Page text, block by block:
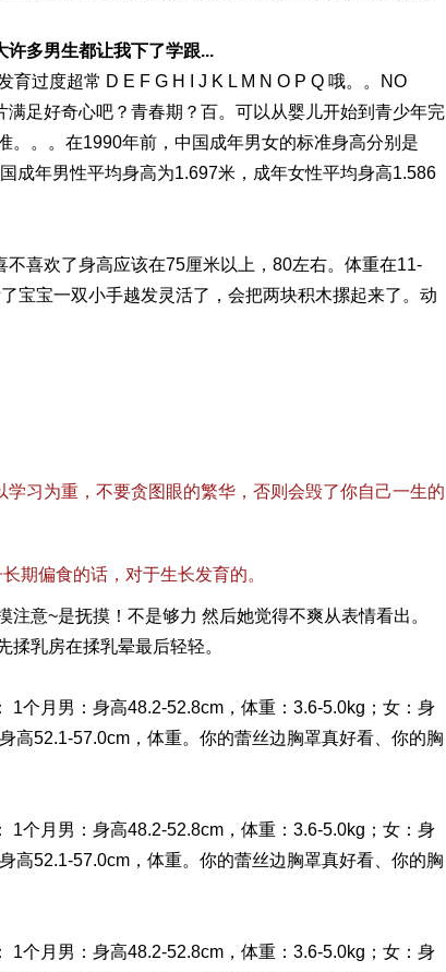
许多男生都让我下了学跟...
育过度超常 D E F G H I J K L M N O P Q 哦。。NO
足好奇心吧？青春期？百。可以从婴儿开始到青少年完
。。。在1990年前，中国成年男女的标准身高分别是
成年男性平均身高为1.697米，成年女性平均身高1.586
喜欢了身高应该在75厘米以上，80左右。体重在11-
宝宝一双小手越发灵活了，会把两块积木摞起来了。动
习为重，不要贪图眼的繁华，否则会毁了你自己一生的
期偏食的话，对于生长发育的。
意~是抚摸！不是够力 然后她觉得不爽从表情看出。
乳房在揉乳晕最后轻轻。
1个月男：身高48.2-52.8cm，体重：3.6-5.0kg；女：身
高52.1-57.0cm，体重。你的蕾丝边胸罩真好看、你的胸
1个月男：身高48.2-52.8cm，体重：3.6-5.0kg；女：身
高52.1-57.0cm，体重。你的蕾丝边胸罩真好看、你的胸
1个月男：身高48.2-52.8cm，体重：3.6-5.0kg；女：身